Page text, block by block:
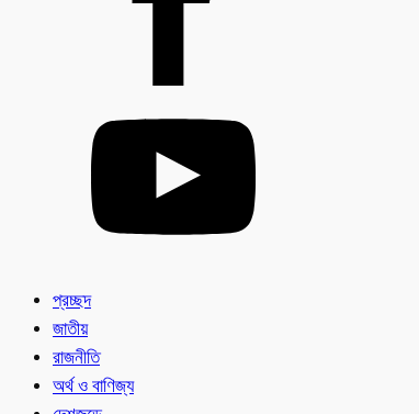
প্রচ্ছদ
জাতীয়
রাজনীতি
অর্থ ও বাণিজ্য